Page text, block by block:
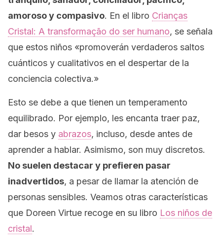
amoroso y compasivo. En el libro Crianças
Cristal: A transformação do ser humano, se señala
que estos niños «promoverán verdaderos saltos
cuánticos y cualitativos en el despertar de la
conciencia colectiva.»
Esto se debe a que tienen un temperamento
equilibrado. Por ejemplo, les encanta traer paz,
dar besos y abrazos, incluso, desde antes de
aprender a hablar. Asimismo, son muy discretos.
No suelen destacar y prefieren pasar
inadvertidos, a pesar de llamar la atención de
personas sensibles. Veamos otras características
que Doreen Virtue recoge en su libro Los niños de
cristal.